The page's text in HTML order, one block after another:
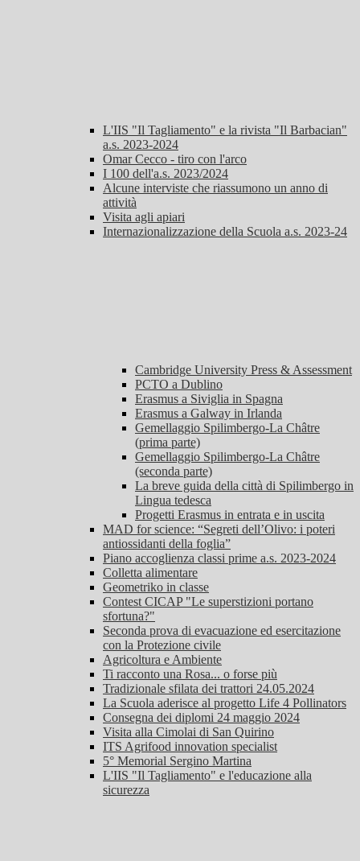
L'IIS "Il Tagliamento" e la rivista "Il Barbacian"
a.s. 2023-2024
Omar Cecco - tiro con l'arco
I 100 dell'a.s. 2023/2024
Alcune interviste che riassumono un anno di
attività
Visita agli apiari
Internazionalizzazione della Scuola a.s. 2023-24
Cambridge University Press & Assessment
PCTO a Dublino
Erasmus a Siviglia in Spagna
Erasmus a Galway in Irlanda
Gemellaggio Spilimbergo-La Châtre
(prima parte)
Gemellaggio Spilimbergo-La Châtre
(seconda parte)
La breve guida della città di Spilimbergo in
Lingua tedesca
Progetti Erasmus in entrata e in uscita
MAD for science: “Segreti dell’Olivo: i poteri
antiossidanti della foglia”
Piano accoglienza classi prime a.s. 2023-2024
Colletta alimentare
Geometriko in classe
Contest CICAP "Le superstizioni portano
sfortuna?"
Seconda prova di evacuazione ed esercitazione
con la Protezione civile
Agricoltura e Ambiente
Ti racconto una Rosa... o forse più
Tradizionale sfilata dei trattori 24.05.2024
La Scuola aderisce al progetto Life 4 Pollinators
Consegna dei diplomi 24 maggio 2024
Visita alla Cimolai di San Quirino
ITS Agrifood innovation specialist
5° Memorial Sergino Martina
L'IIS "Il Tagliamento" e l'educazione alla
sicurezza